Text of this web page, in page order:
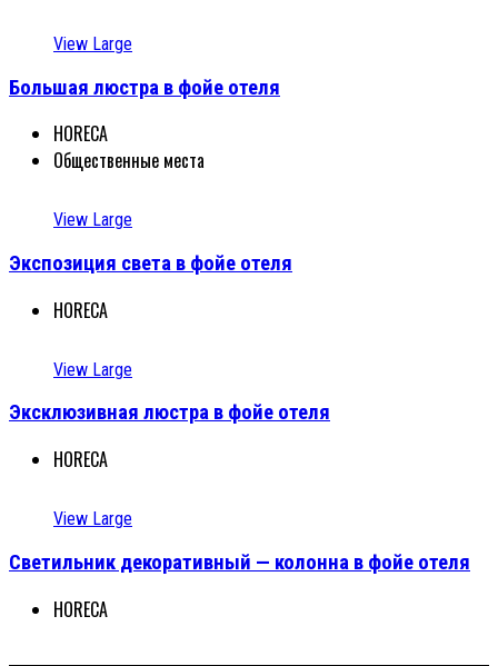
View Large
Большая люстра в фойе отеля
HORECA
Общественные места
View Large
Экспозиция света в фойе отеля
HORECA
View Large
Эксклюзивная люстра в фойе отеля
HORECA
View Large
Светильник декоративный — колонна в фойе отеля
HORECA